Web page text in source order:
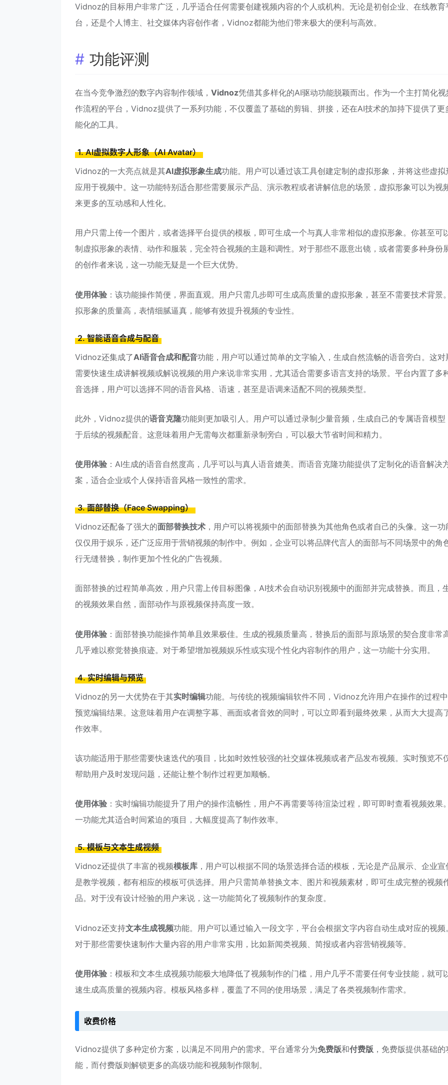
Vidnoz的目标用户非常广泛，几乎适合任何需要创建视频内容的个人或机构。无论是初创企业、在线教育
台，还是个人博主、社交媒体内容创作者，Vidnoz都能为他们带来极大的便利与高效。
功能评测
在当今竞争激烈的数字内容制作领域， Vidnoz凭借其多样化的AI驱动功能脱颖而出。作为一个主打简化视
作流程的平台，Vidnoz提供了一系列功能，不仅覆盖了基础的剪辑、拼接，还在AI技术的加持下提供了更
能化的工具。
1. AI虚拟数字人形象（AI Avatar）
Vidnoz的一大亮点就是其AI虚拟形象生成功能。用户可以通过该工具创建定制的虚拟形象，并将这些虚拟
应用于视频中。这一功能特别适合那些需要展示产品、演示教程或者讲解信息的场景，虚拟形象可以为视
来更多的互动感和人性化。
用户只需上传一个图片，或者选择平台提供的模板，即可生成一个与真人非常相似的虚拟形象。你甚至可
制虚拟形象的表情、动作和服装，完全符合视频的主题和调性。对于那些不愿意出镜，或者需要多种身份
的创作者来说，这一功能无疑是一个巨大优势。
使用体验 ：该功能操作简便，界面直观。用户只需几步即可生成高质量的虚拟形象，甚至不需要技术背景
拟形象的质量高，表情细腻逼真，能够有效提升视频的专业性。
2. 智能语音合成与配音
Vidnoz还集成了AI语音合成和配音功能，用户可以通过简单的文字输入，生成自然流畅的语音旁白。这对
需要快速生成讲解视频或解说视频的用户来说非常实用，尤其适合需要多语言支持的场景。平台内置了多
音选择，用户可以选择不同的语音风格、语速，甚至是语调来适配不同的视频类型。
此外，Vidnoz提供的语音克隆功能则更加吸引人。用户可以通过录制少量音频，生成自己的专属语音模型
于后续的视频配音。这意味着用户无需每次都重新录制旁白，可以极大节省时间和精力。
使用体验 ：AI生成的语音自然度高，几乎可以与真人语音媲美。而语音克隆功能提供了定制化的语音解决
案，适合企业或个人保持语音风格一致性的需求。
3. 面部替换（Face Swapping）
Vidnoz还配备了强大的面部替换技术 ，用户可以将视频中的面部替换为其他角色或者自己的头像。这一功
仅仅用于娱乐，还广泛应用于营销视频的制作中。例如，企业可以将品牌代言人的面部与不同场景中的角
行无缝替换，制作更加个性化的广告视频。
面部替换的过程简单高效，用户只需上传目标图像，AI技术会自动识别视频中的面部并完成替换。而且，
的视频效果自然，面部动作与原视频保持高度一致。
使用体验 ：面部替换功能操作简单且效果极佳。生成的视频质量高，替换后的面部与原场景的契合度非常
几乎难以察觉替换痕迹。对于希望增加视频娱乐性或实现个性化内容制作的用户，这一功能十分实用。
4. 实时编辑与预览
Vidnoz的另一大优势在于其实时编辑功能。与传统的视频编辑软件不同，Vidnoz允许用户在操作的过程
预览编辑结果。这意味着用户在调整字幕、画面或者音效的同时，可以立即看到最终效果，从而大大提高
作效率。
该功能适用于那些需要快速迭代的项目，比如时效性较强的社交媒体视频或者产品发布视频。实时预览不
帮助用户及时发现问题，还能让整个制作过程更加顺畅。
使用体验 ：实时编辑功能提升了用户的操作流畅性，用户不再需要等待渲染过程，即可即时查看视频效果
一功能尤其适合时间紧迫的项目，大幅度提高了制作效率。
5. 模板与文本生成视频
Vidnoz还提供了丰富的视频模板库 ，用户可以根据不同的场景选择合适的模板，无论是产品展示、企业宣
是教学视频，都有相应的模板可供选择。用户只需简单替换文本、图片和视频素材，即可生成完整的视频
品。对于没有设计经验的用户来说，这一功能简化了视频制作的复杂度。
Vidnoz还支持文本生成视频功能。用户可以通过输入一段文字，平台会根据文字内容自动生成对应的视频
对于那些需要快速制作大量内容的用户非常实用，比如新闻类视频、简报或者内容营销视频等。
使用体验 ：模板和文本生成视频功能极大地降低了视频制作的门槛，用户几乎不需要任何专业技能，就可
速生成高质量的视频内容。模板风格多样，覆盖了不同的使用场景，满足了各类视频制作需求。
收费价格
Vidnoz提供了多种定价方案，以满足不同用户的需求。平台通常分为免费版和付费版 ，免费版提供基础的
能，而付费版则解锁更多的高级功能和视频制作限制。